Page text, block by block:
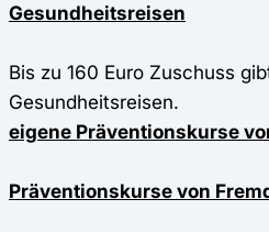
Gesundheitsreisen
Bis zu 160 Euro Zuschuss
Gesundheitsreisen.
eigene Präventionskurse
Präventionskurse von